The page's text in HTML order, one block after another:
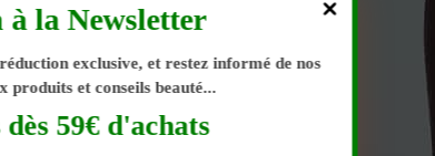
la Newsletter
exclusive, et restez informé de nos
produits et conseils beauté...
59€ d'achats